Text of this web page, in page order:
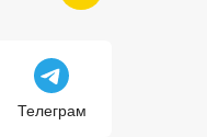
Телеграм